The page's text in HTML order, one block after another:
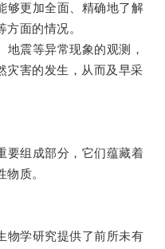
更加全面、精确地了解
面的情况。
震等异常现象的观测，
灾害的发生，从而及早采
组成部分，它们蕴藏着
质。
学研究提供了前所未有